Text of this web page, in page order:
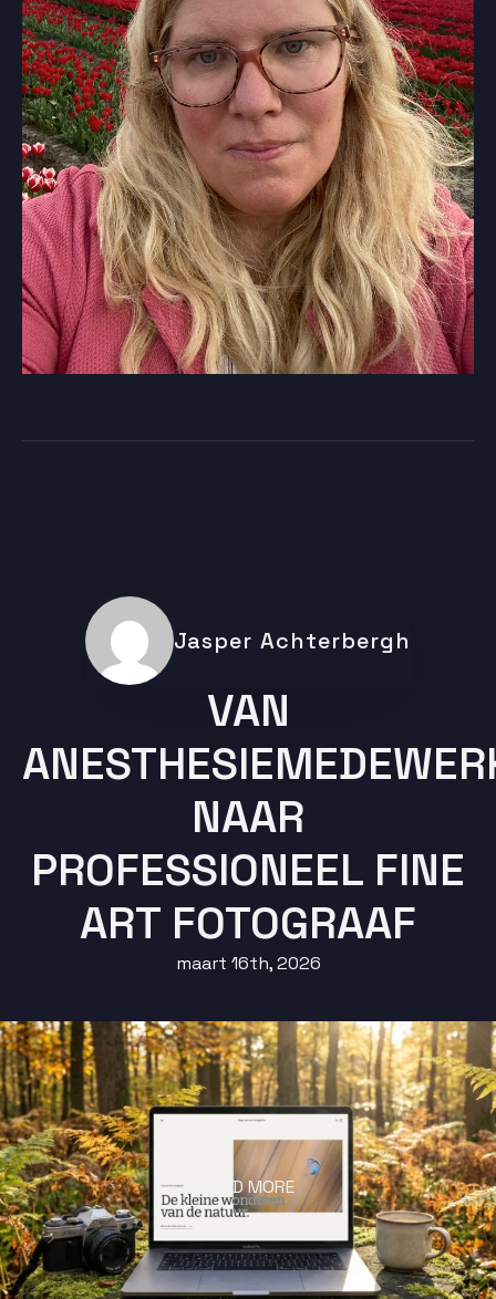
Jasper Achterbergh
VAN
NAAR
PROFESSIONEEL FINE
ART FOTOGRAAF
maart 16th, 2026
READ MORE